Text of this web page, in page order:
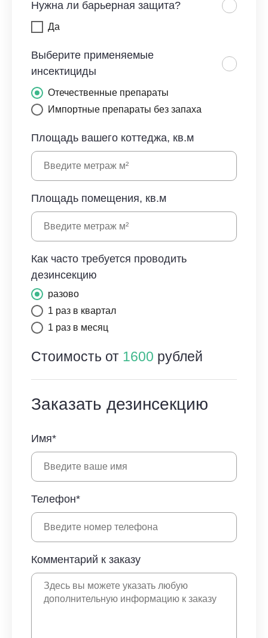
Нужна ли барьерная защита?
Да
Выберите применяемые
инсектициды
Отечественные препараты
Импортные препараты без запаха
Площадь вашего коттеджа, кв.м
Площадь помещения, кв.м
Как часто требуется проводить
дезинсекцию
разово
1 раз в квартал
1 раз в месяц
Стоимость от 1600 рублей
Заказать дезинсекцию
Имя*
Телефон*
Комментарий к заказу